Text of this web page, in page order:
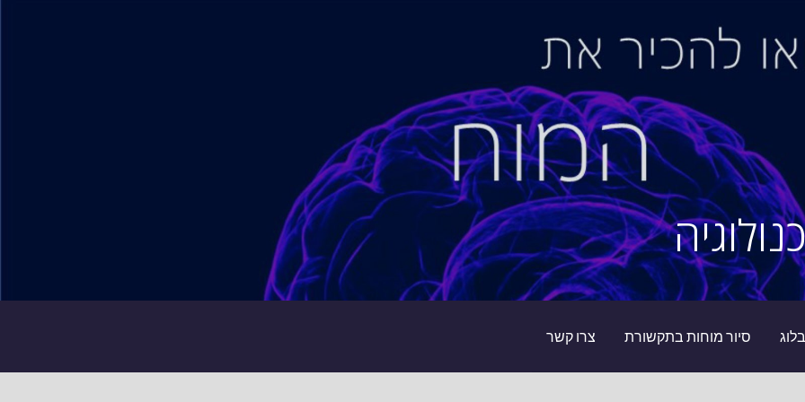
בלוג סיור מוחות בתקשורת צרו קשר